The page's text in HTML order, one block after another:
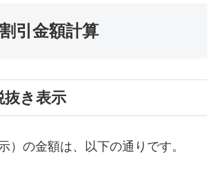
引金額計算
抜き表示
）の金額は、以下の通りです。